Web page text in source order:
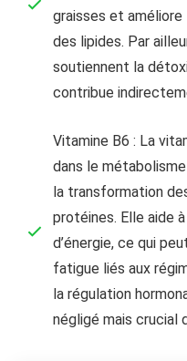
graisses et
des lipides. Par
soutiennent la
contribue
Vitamine B6 : La
dans le
la transformation
protéines. Elle aide
d’énergie, ce qui
fatigue liés aux
la régulation
négligé mais crucial